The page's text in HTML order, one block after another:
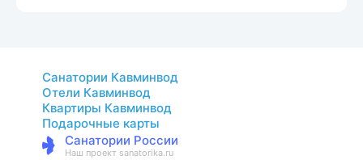
Санатории Кавминвод
Отели Кавминвод
Квартиры Кавминвод
Подарочные карты
Санатории России
Наш проект sanatorika.ru